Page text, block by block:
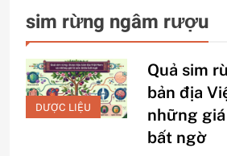
sim rừng ngâm rượu
DƯỢC LIỆU
Quả sim
bản địa
những
bất ngờ